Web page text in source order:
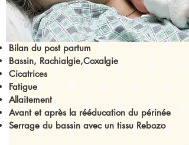
Bilan du post partum
Bassin, Rachialgie,Coxalgie
Cicatrices
Fatigue
Allaitement
Avant et après la rééducation du périnée
Serrage du bassin avec un tissu Rebozo